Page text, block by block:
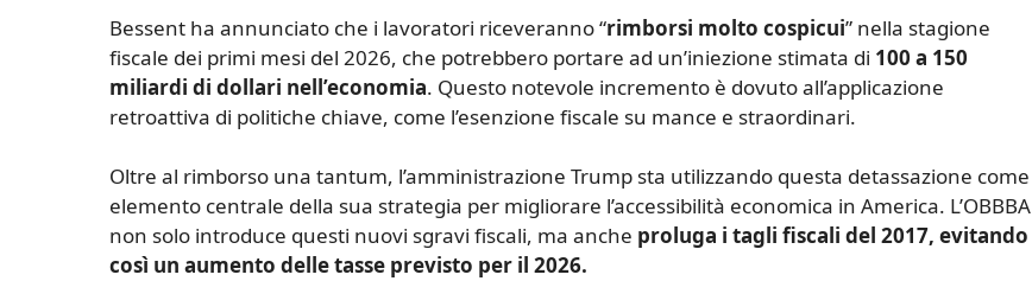
Bessent ha annunciato che i lavoratori riceveranno “rimborsi molto cospicui” nella stagione
fiscale dei primi mesi del 2026, che potrebbero portare ad un’iniezione stimata di 100 a 150
miliardi di dollari nell’economia. Questo notevole incremento è dovuto all’applicazione
retroattiva di politiche chiave, come l’esenzione fiscale su mance e straordinari.
Oltre al rimborso una tantum, l’amministrazione Trump sta utilizzando questa detassazione come
elemento centrale della sua strategia per migliorare l’accessibilità economica in America. L’OBBBA
non solo introduce questi nuovi sgravi fiscali, ma anche proluga i tagli fiscali del 2017, evitando
così un aumento delle tasse previsto per il 2026.